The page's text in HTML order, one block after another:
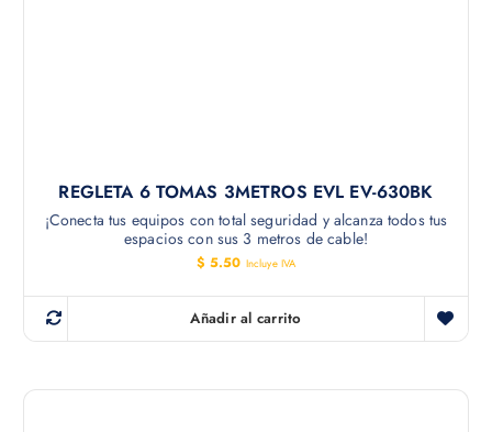
REGLETA 6 TOMAS 3METROS EVL EV-630BK
¡Conecta tus equipos con total seguridad y alcanza todos tus
espacios con sus 3 metros de cable!
$ 5.50 Incluye IVA
Añadir al carrito